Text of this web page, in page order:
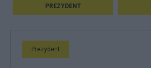
PREZYDENT
Prezydent